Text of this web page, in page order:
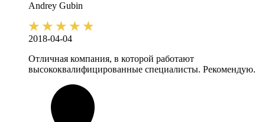
Andrey Gubin
2018-04-04
Отличная компания, в которой работают
высококвалифицированные специалисты. Рекомендую.